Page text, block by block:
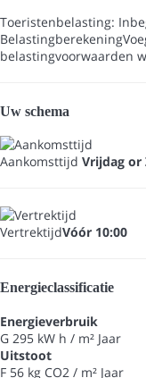
Toeristenbelasting:
Belastingberekening
belastingvoorwaarden
Uw schema
Aankomsttijd Vrijdag or
VertrektijdVóór 10:00
Energieclassificatie
Energieverbruik
G 295 kW h / m² Jaar
Uitstoot
F 56 kg CO2 / m² Jaar